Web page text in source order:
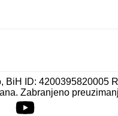
BiH ID: 4200395820005
Zabranjeno